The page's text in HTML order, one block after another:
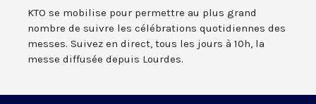
KTO se mobilise pour permettre au plus grand
nombre de suivre les célébrations quotidiennes des
messes. Suivez en direct, tous les jours à 10h, la
messe diffusée depuis Lourdes.